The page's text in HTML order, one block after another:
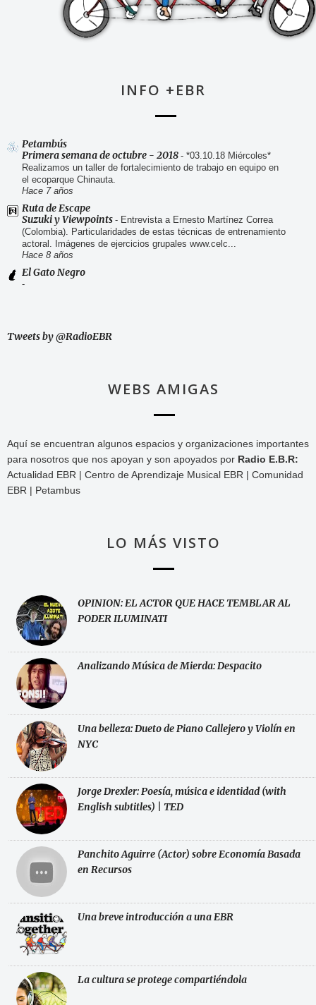
INFO +EBR
Petambús
Primera semana de octubre - 2018 - *03.10.18 Miércoles*
Realizamos un taller de fortalecimiento de trabajo en equipo en
el ecoparque Chinauta.
Hace 7 años
Ruta de Escape
Suzuki y Viewpoints - Entrevista a Ernesto Martínez Correa
(Colombia). Particularidades de estas técnicas de entrenamiento
actoral. Imágenes de ejercicios grupales www.celc...
Hace 8 años
El Gato Negro
-
Tweets by @RadioEBR
WEBS AMIGAS
Aquí se encuentran algunos espacios y organizaciones importantes
para nosotros que nos apoyan y son apoyados por Radio E.B.R:
Actualidad EBR | Centro de Aprendizaje Musical EBR | Comunidad
EBR | Petambus
LO MÁS VISTO
OPINION: EL ACTOR QUE HACE TEMBLAR AL
PODER ILUMINATI
Analizando Música de Mierda: Despacito
Una belleza: Dueto de Piano Callejero y Violín en
NYC
Jorge Drexler: Poesía, música e identidad (with
English subtitles) | TED
Panchito Aguirre (Actor) sobre Economía Basada
en Recursos
Una breve introducción a una EBR
La cultura se protege compartiéndola